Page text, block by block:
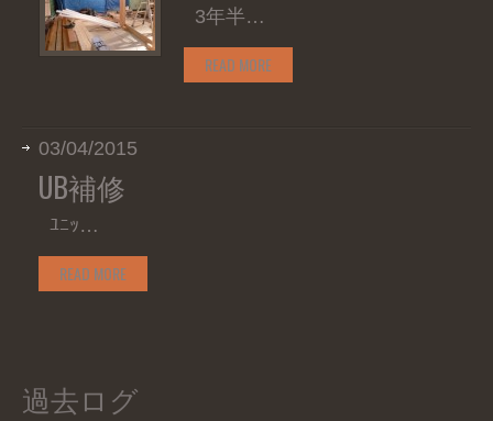
3年半…
READ MORE
03/04/2015
UB補修
ﾕﾆｯ…
READ MORE
過去ログ